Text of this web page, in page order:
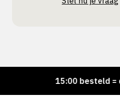
Voor 15:00 besteld =